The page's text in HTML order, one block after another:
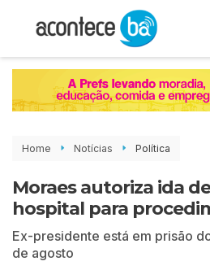
Home Notícias Política
Moraes autoriza ida
hospital para
Ex-presidente está em prisão
de agosto